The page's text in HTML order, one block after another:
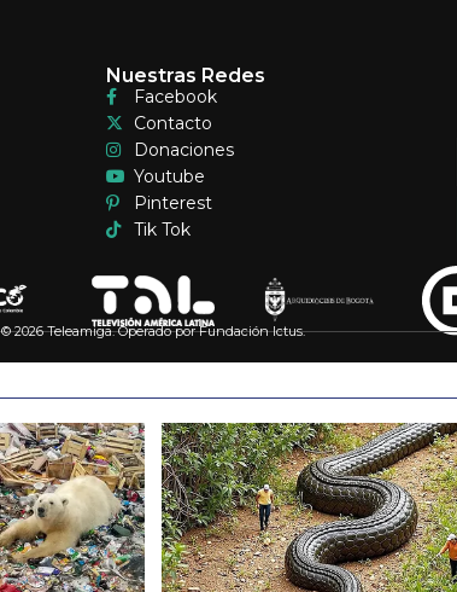
Nuestras Redes
Facebook
Contacto
Donaciones
Youtube
Pinterest
Tik Tok
© 2026 Teleamiga. Operado por Fundación Ictus.